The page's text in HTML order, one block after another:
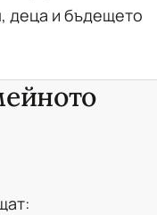
деца и бъдещето